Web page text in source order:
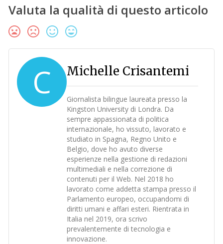
Valuta la qualità di questo articolo
C Michelle Crisantemi
Giornalista bilingue laureata presso la
Kingston University di Londra. Da
sempre appassionata di politica
internazionale, ho vissuto, lavorato e
studiato in Spagna, Regno Unito e
Belgio, dove ho avuto diverse
esperienze nella gestione di redazioni
multimediali e nella correzione di
contenuti per il Web. Nel 2018 ho
lavorato come addetta stampa presso il
Parlamento europeo, occupandomi di
diritti umani e affari esteri. Rientrata in
Italia nel 2019, ora scrivo
prevalentemente di tecnologia e
innovazione.